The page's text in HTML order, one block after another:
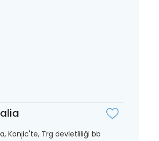
Konjic'te, Trg devletliliği bb